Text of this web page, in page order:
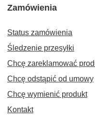
Zamówienia
Status zamówienia
Śledzenie przesyłki
Chcę zareklamować
Chcę odstąpić od umowy
Chcę wymienić produkt
Kontakt